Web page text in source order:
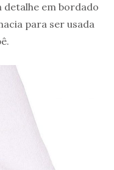
detalhe em bordado
para ser usada